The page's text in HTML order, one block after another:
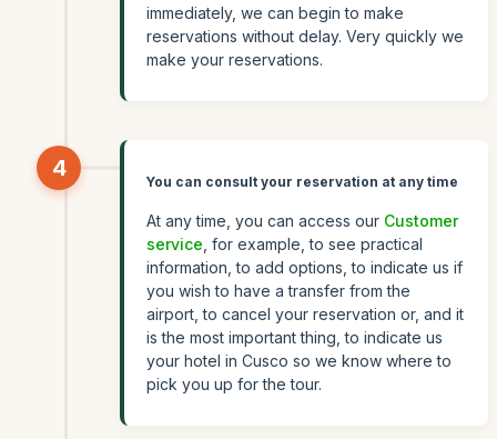
immediately, we can begin to make
reservations without delay. Very quickly we
make your reservations.
4
You can consult your reservation at any time
At any time, you can access our Customer
service , for example, to see practical
information, to add options, to indicate us if
you wish to have a transfer from the
airport, to cancel your reservation or, and it
is the most important thing, to indicate us
your hotel in Cusco so we know where to
pick you up for the tour.